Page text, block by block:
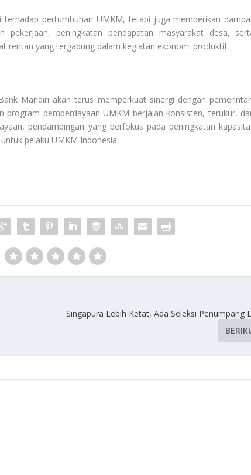
pertumbuhan UMKM, tetapi juga memberikan
pekerjaan, peningkatan pendapatan masyarakat desa,
rentan yang tergabung dalam kegiatan ekonomi produktif.
Mandiri akan terus memperkuat sinergi dengan
program pemberdayaan UMKM berjalan konsisten, terukur,
pendampingan yang berfokus pada peningkatan
pelaku UMKM Indonesia.
Singapura Lebih Ketat, Ada Seleksi Penumpang